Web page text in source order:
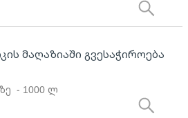
მაღაზიაში გვესაჭიროება
- 1000 ლ